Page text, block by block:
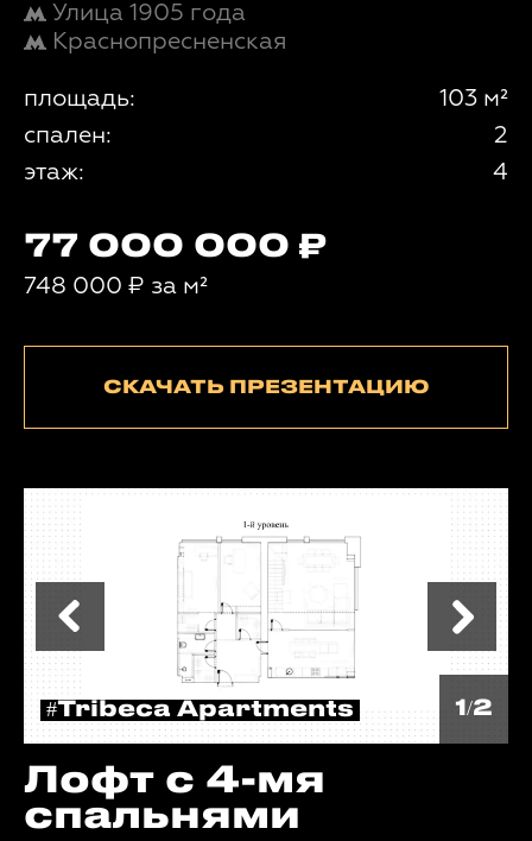
Улица 1905 года
Краснопресненская
площадь:
103 м²
спален:
2
этаж:
4
77 000 000
748 000 ₽ за м²
СКАЧАТЬ ПРЕЗЕНТАЦИЮ
#Tribeca Apartments 1/2
Лофт с 4-мя
спальнями